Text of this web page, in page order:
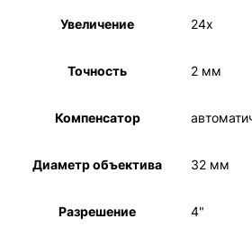
Увеличение 24х
Точность 2 мм
Компенсатор
Диаметр объектива 32 мм
Разрешение 4"